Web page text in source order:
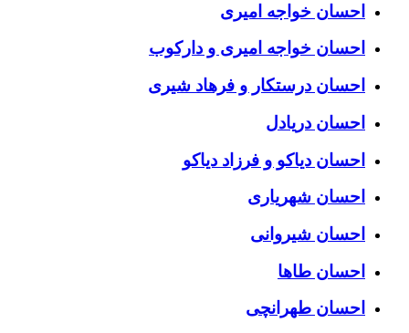
احسان خواجه امیری
احسان خواجه امیری و دارکوب
احسان درستكار و فرهاد شيرى
احسان دریادل
احسان دیاکو و فرزاد دیاکو
احسان شهریاری
احسان شیروانی
احسان طاها
احسان طهرانچی